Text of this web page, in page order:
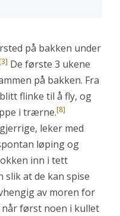
på bakken under
De første 3 ukene
på bakken. Fra
flinke til å fly, og
i trærne.[8]
leker med
løping og
inn i tett
slik at de kan spise
av moren for
først noen i kullet